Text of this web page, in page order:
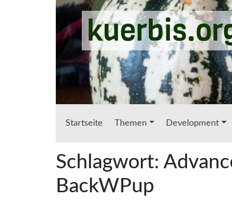
Zum Hauptinhalt springen
Startseite Themen Development
Schlagwort:
BackWPup